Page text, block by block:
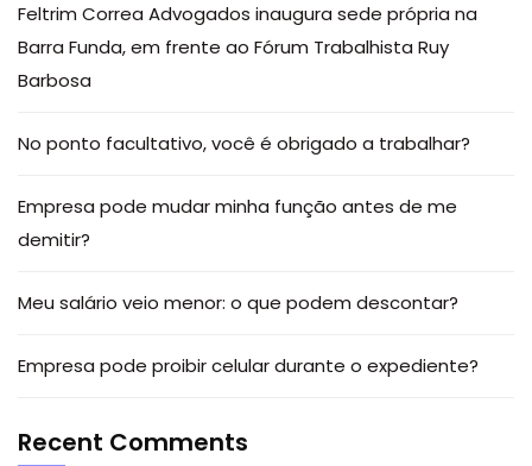
Feltrim Correa Advogados inaugura sede própria na
Barra Funda, em frente ao Fórum Trabalhista Ruy
Barbosa
No ponto facultativo, você é obrigado a trabalhar?
Empresa pode mudar minha função antes de me
demitir?
Meu salário veio menor: o que podem descontar?
Empresa pode proibir celular durante o expediente?
Recent Comments